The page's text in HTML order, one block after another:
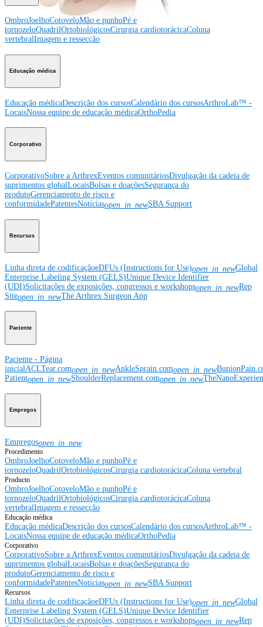
OmbroJoelhoCotoveloMão e punhoPé e
tornozeloQuadrilOrtobiológicosCirurgia cardiotorácicaColuna
vertebralImagem e ressecção
Educação médica
Educação médicaDescrição dos cursosCalendário dos cursosArthroLab™ -
LocaisNossa equipe de educação médicaOrthoPedia
Corporativo
CorporativoSobre a ArthrexEventos comunitáriosDivulgação da cadeia de
suprimentos globalLocaisBolsas e doaçõesSegurança do
produtoGerenciamento de risco e
conformidadePatentesNotíciasopen_in_newSBA Support
Recursos
Linha direta de codificaçãoeDFUs (Instructions for Use)open_in_newGlobal
Enterprise Labeling System (GELS)Unique Device Identifier
(UDI)Solicitações de exposições, congressos e workshopsopen_in_newRep
Siteopen_in_newThe Arthrex Surgeon App
Paciente
Paciente - Página
inicialACLTear.comopen_in_newAnkleSprain.comopen_in_new
Patientopen_in_newShoulderReplacement.comopen_in_new
Empregos
Empregosopen_in_new
Procedimento
OmbroJoelhoCotoveloMão e punhoPé e
tornozeloQuadrilOrtobiológicosCirurgia cardiotorácicaColuna vertebral
Producto
OmbroJoelhoCotoveloMão e punhoPé e
tornozeloQuadrilOrtobiológicosCirurgia cardiotorácicaColuna
vertebralImagem e ressecção
Educação médica
Educação médicaDescrição dos cursosCalendário dos cursosArthroLab™ -
LocaisNossa equipe de educação médicaOrthoPedia
Corporativo
CorporativoSobre a ArthrexEventos comunitáriosDivulgação da cadeia de
suprimentos globalLocaisBolsas e doaçõesSegurança do
produtoGerenciamento de risco e
conformidadePatentesNotíciasopen_in_newSBA Support
Recursos
Linha direta de codificaçãoeDFUs (Instructions for Use)open_in_newGlobal
Enterprise Labeling System (GELS)Unique Device Identifier
(UDI)Solicitações de exposições, congressos e workshopsopen_in_newRep